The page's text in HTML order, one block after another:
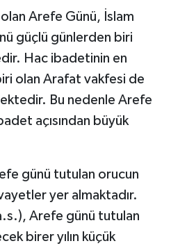
Arefe Günü, İslam
güçlü günlerden biri
Hac ibadetinin en
olan Arafat vakfesi de
Bu nedenle Arefe
açısından büyük
günü tutulan orucun
yer almaktadır.
Arefe günü tutulan
birer yılın küçük